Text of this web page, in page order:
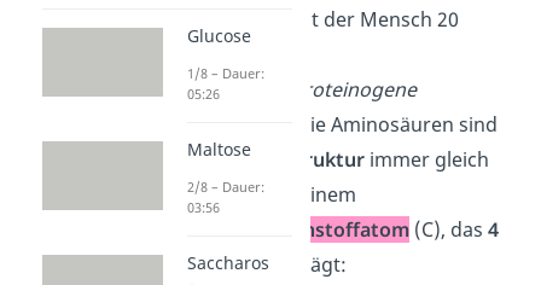
Insgesamt besitzt der Mensch 20
Aminosäuren (
proteinogene
). Die Aminosäuren sind
in ihrerGrundstrukturimmer gleich
aufgebaut: aus einem
Kohlenstoffatom(C), das 4
Substituenten
trägt:
Glucose
1/8 – Dauer:
05:26
Maltose
2/8 – Dauer:
03:56
Saccharos